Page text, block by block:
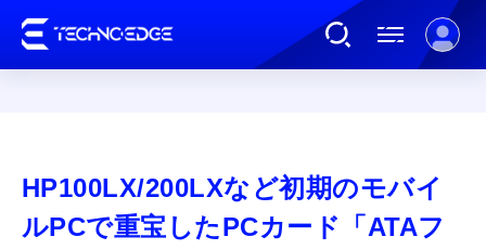
AI
HP100LX/200LXなど初期のモバイ
ルPCで重宝したPCカード「ATAフ